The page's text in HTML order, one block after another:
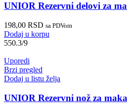
UNIOR Rezervni delovi za
198,00 RSD sa PDVom
Dodaj u korpu
550.3/9
Uporedi
Brzi pregled
Dodaj u listu želja
UNIOR Rezervni nož za